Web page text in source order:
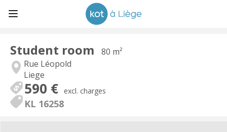
Student room
80 m²
Rue Léopold
Liege
590 € excl. charges
KL 16258